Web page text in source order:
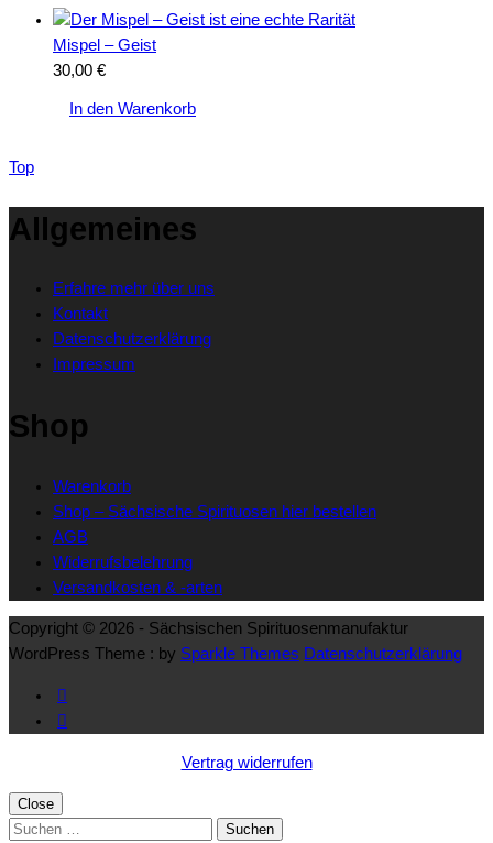
Optionen
können
auf
Produktseite
46,00 €
weist
mehrere
Varianten
Die
Produktseite
werden
Mispel – Geist
30,00 €
In den Warenkorb
Top
Allgemeines
Erfahre mehr über uns
Kontakt
Datenschutzerklärung
Impressum
Shop
Warenkorb
Shop – Sächsische Spirituosen hier bestellen
AGB
Widerrufsbelehrung
Versandkosten & -arten
Copyright © 2026 - Sächsischen Spirituosenmanufaktur
WordPress Theme : by Sparkle Themes Datenschutzerklärung
Vertrag widerrufen
Close
Suchen